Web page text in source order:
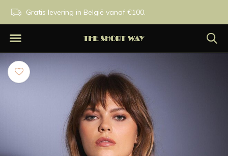
Gratis levering in België vanaf €100.